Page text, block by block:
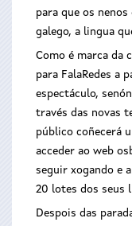
para que os
galego, a lingua
Como é marca da
para FalaRedes a
espectáculo,
través das novas
público coñecerá
acceder ao web
seguir xogando e
20 lotes dos seus
Despois das